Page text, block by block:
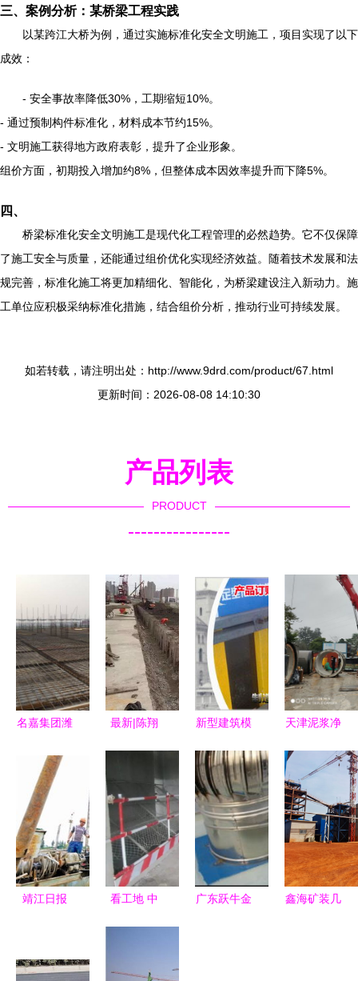
三、案例分析：某桥梁工程实践
以某跨江大桥为例，通过实施标准化安全文明施工，项目实现了以下
成效：
- 安全事故率降低30%，工期缩短10%。
- 通过预制构件标准化，材料成本节约15%。
- 文明施工获得地方政府表彰，提升了企业形象。
组价方面，初期投入增加约8%，但整体成本因效率提升而下降5%。
四、
桥梁标准化安全文明施工是现代化工程管理的必然趋势。它不仅保障
了施工安全与质量，还能通过组价优化实现经济效益。随着技术发展和法
规完善，标准化施工将更加精细化、智能化，为桥梁建设注入新动力。施
工单位应积极采纳标准化措施，结合组价分析，推动行业可持续发展。
如若转载，请注明出处：http://www.9drd.com/product/67.html
更新时间：2026-08-08 14:10:30
产品列表
PRODUCT
----------------
名嘉集团潍
设工程施工
再上新台阶
最新|陈翔
通!
新型建筑模
昌黎县天建
钢结构引领
行业升级与
专业定制服
务
天津泥浆净
助力建设工
程高效施工
靖江日报
桩基施工稳
看工地 中
点图录解析
广东跃牛金
鑫海矿装几